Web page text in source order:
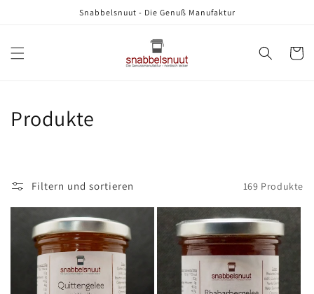
Snabbelsnuut - Die Genuß Manufaktur
K
e
Produkte
Filtern und sortieren 169 Produkte